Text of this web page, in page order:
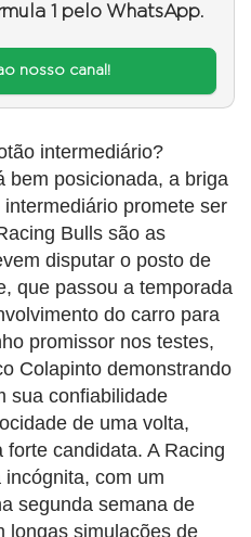
1 pelo WhatsApp.
nosso canal!
intermediário?
bem posicionada, a briga
promete ser
Bulls são as
disputar o posto de
que passou a temporada
do carro para
promissor nos testes,
Colapinto demonstrando
sua confiabilidade
de uma volta,
candidata. A Racing
com um
segunda semana de
longas simulações de